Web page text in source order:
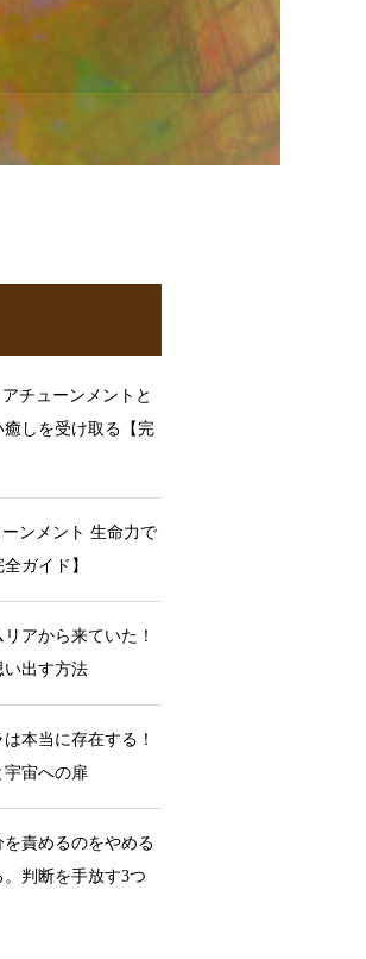
チューンメントと
しを受け取る【完
ンメント 生命力で
ガイド】
アから来ていた！
い出す方法
本当に存在する！
宇宙への扉
を責めるのをやめる
判断を手放す3つ